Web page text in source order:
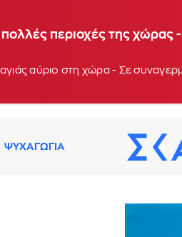
θερμοκρασίες τις
περιοχές της χώρας
αύριο στη χώρα - Σε
ΨΥΧΑΓΩΓΙΑ